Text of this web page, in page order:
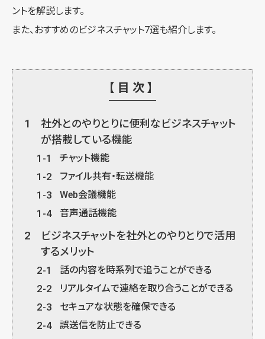
ントを解説します。
また、おすすめのビジネスチャット7選も紹介します。
【目次】
1
社外とのやりとりに便利なビジネスチャット
が搭載している機能
1-1 チャット機能
1-2 ファイル共有・転送機能
1-3 Web会議機能
1-4 音声通話機能
2
ビジネスチャットを社外とのやりとりで活用
するメリット
2-1 話の内容を時系列で追うことができる
2-2 リアルタイムで連絡を取り合うことができる
2-3 セキュアな状態を確保できる
2-4 誤送信を防止できる